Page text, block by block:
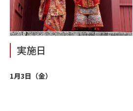
実施日
1月3日（金）